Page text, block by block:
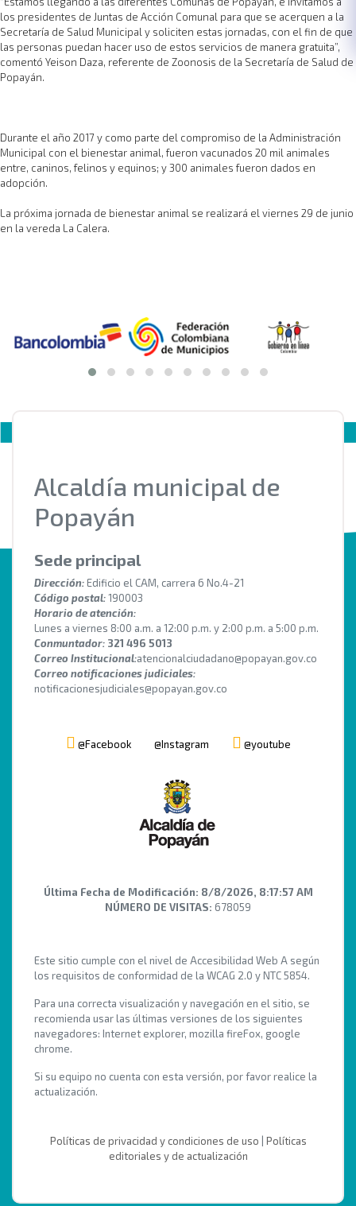
los presidentes de Juntas de Acción Comunal para que se acerquen a la
Secretaría de Salud Municipal y soliciten estas jornadas, con el fin de que
las personas puedan hacer uso de estos servicios de manera gratuita”,
comentó Yeison Daza, referente de Zoonosis de la Secretaría de Salud de
Popayán.
Durante el año 2017 y como parte del compromiso de la Administración
Municipal con el bienestar animal, fueron vacunados 20 mil animales
entre, caninos, felinos y equinos; y 300 animales fueron dados en
adopción.
La próxima jornada de bienestar animal se realizará el viernes 29 de junio
en la vereda La Calera.
Alcaldía municipal de
Popayán
Sede principal
Dirección: Edificio el CAM, carrera 6 No.4-21
Código postal:190003
Horario de atención:
Lunes a viernes 8:00 a.m. a 12:00 p.m. y 2:00 p.m. a 5:00 p.m.
Conmuntador: 321 496 5013
Correo Institucional:atencionalciudadano@popayan.gov.co
Correo notificaciones judiciales:
notificacionesjudiciales@popayan.gov.co
@Facebook @Instagram @youtube
Última Fecha de Modificación: 8/8/2026, 8:17:57 AM
NÚMERO DE VISITAS: 678059
Este sitio cumple con el nivel de Accesibilidad Web A según
los requisitos de conformidad de la WCAG 2.0 y NTC 5854.
Para una correcta visualización y navegación en el sitio, se
recomienda usar las últimas versiones de los siguientes
navegadores: Internet explorer, mozilla fireFox, google
chrome.
Si su equipo no cuenta con esta versión, por favor realice la
actualización.
Políticas de privacidad y condiciones de uso
Políticas
editoriales y de actualización